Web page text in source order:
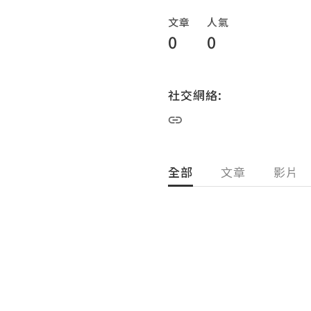
文章
0
人氣
0
社交網絡:
全部 文章 影片